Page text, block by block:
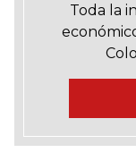
Toda la